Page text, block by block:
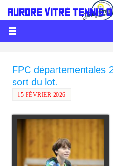
AURORE VITRÉ TENNIS
LE PING C'EST DE LA BALLE
FPC départementales
sort du lot.
15 FÉVRIER 2026